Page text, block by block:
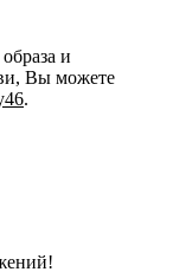
и
Вы можете
.